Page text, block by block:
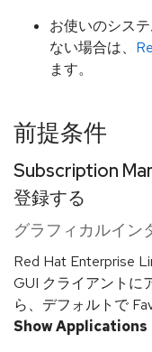
お使いのシス
ない場合は、
ます。
前提条件
Subscription
登録する
グラフィカルイン
Red Hat Enterprise
GUI クライアントに
ら、デフォルトで
Show Applications